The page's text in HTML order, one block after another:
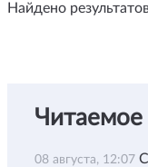
Найдено
Читаемое
08 августа, 12:07